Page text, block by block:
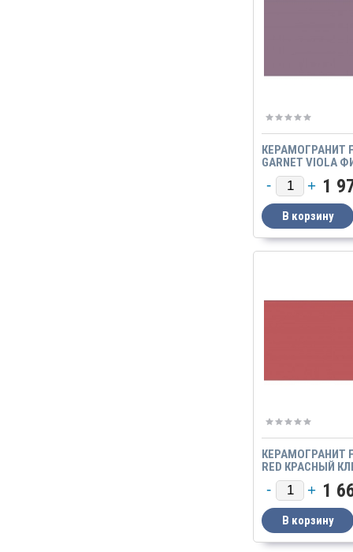
КЕРАМОГРАНИТ
GARNET VIOLA
ГРАНАТ GTF 492
МАТОВЫЙ 1
КЕРАМОГРАНИТ
RED КРАСНЫЙ
600Х600
1